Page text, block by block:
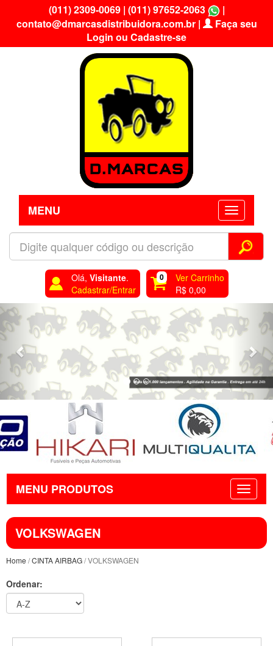
(011) 2309-0069| (011) 97652-2063
|
contato@dmarcasdistribuidora.com.br|
Faça seu
Login ou Cadastre-se
MENU
Olá, Visitante.
Cadastrar/Entrar
0
Ver Carrinho
R$ 0,00
Previous
MENU PRODUTOS
VOLKSWAGEN
Home /CINTA AIRBAG/ VOLKSWAGEN
Ordenar: